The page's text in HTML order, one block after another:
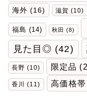
海外 (16) 滋賀 (10)
福島 (14) 秋田 (8)
見た目◎ (42)
長野 (10) 限定品
香川 (11) 高価格帯